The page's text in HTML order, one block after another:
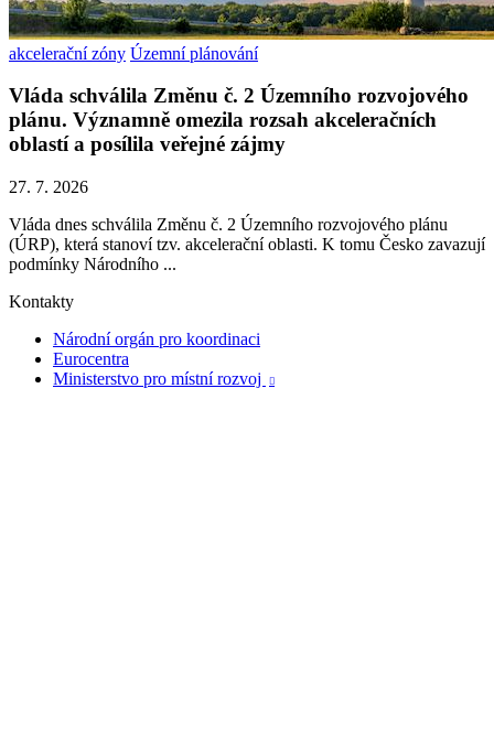
akcelerační zóny Územní plánování
Vláda schválila Změnu č. 2 Územního rozvojového
plánu. Významně omezila rozsah akceleračních
oblastí a posílila veřejné zájmy
27. 7. 2026
Vláda dnes schválila Změnu č. 2 Územního rozvojového plánu
(ÚRP), která stanoví tzv. akcelerační oblasti. K tomu Česko zavazují
podmínky Národního ...
Kontakty
Národní orgán pro koordinaci
Eurocentra
Ministerstvo pro místní rozvoj
